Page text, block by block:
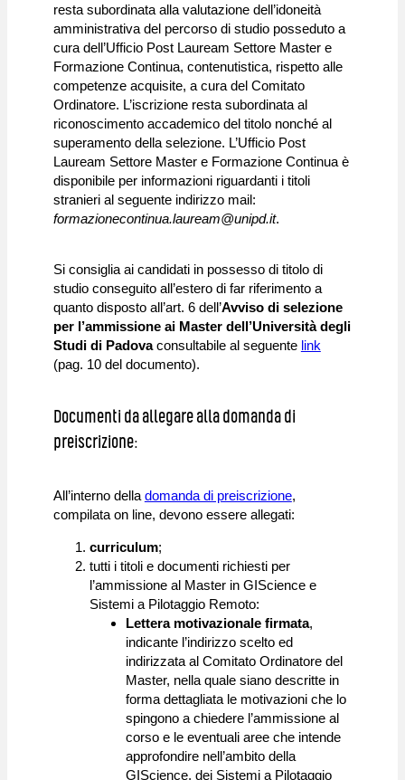
resta subordinata alla valutazione dell’idoneità
amministrativa del percorso di studio posseduto a
cura dell’Ufficio Post Lauream Settore Master e
Formazione Continua, contenutistica, rispetto alle
competenze acquisite, a cura del Comitato
Ordinatore. L’iscrizione resta subordinata al
riconoscimento accademico del titolo nonché al
superamento della selezione. L’Ufficio Post
Lauream Settore Master e Formazione Continua è
disponibile per informazioni riguardanti i titoli
stranieri al seguente indirizzo mail:
formazionecontinua.lauream@unipd.it.
Si consiglia ai candidati in possesso di titolo di
studio conseguito all’estero di far riferimento a
quanto disposto all’art. 6 dell’Avviso di selezione
per l’ammissione ai Master dell’Università degli
Studi di Padovaconsultabile al seguente link
(pag. 10 del documento).
Documenti da allegare alla domanda di
preiscrizione:
All’interno della domanda di preiscrizione,
compilata on line, devono essere allegati:
curriculum;
tutti i titoli e documenti richiesti per
l’ammissione al Master in GIScience e
Sistemi a Pilotaggio Remoto:
Lettera motivazionale firmata,
indicante l’indirizzo scelto ed
indirizzata al Comitato Ordinatore del
Master, nella quale siano descritte in
forma dettagliata le motivazioni che lo
spingono a chiedere l’ammissione al
corso e le eventuali aree che intende
approfondire nell’ambito della
GIScience, dei Sistemi a Pilotaggio